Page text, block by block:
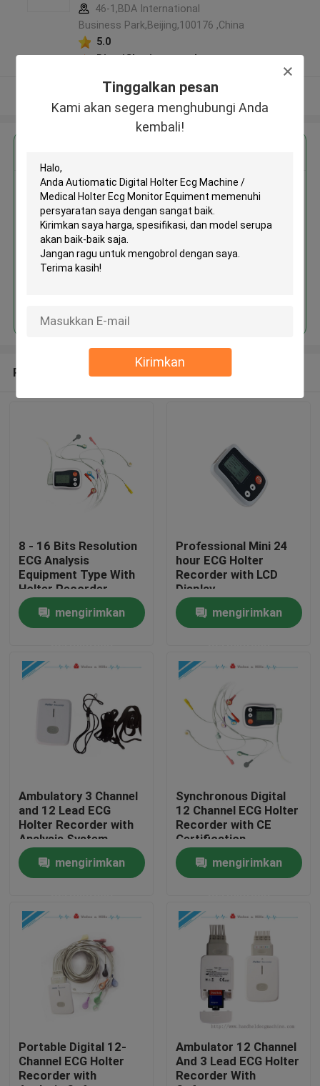
Tinggalkan pesan
Kami akan segera menghubungi Anda
kembali!
Kirimkan
Rumah
Produk
Tur Pabrik
Kontrol kualitas
Permintaan Penawaran
Company News
Mesin EKG Genggam
46-1,BDA International
Business Park,Beijing,100176 ,China
5.0
Diverifikasi pemasok
Lihat Lebih
MOQ： 1
Rekomendasi Produk
8 - 16 Bits Resolution
ECG Analysis
Equipment Type With
Holter Recorder
mengirimkan
Professional Mini 24
hour ECG Holter
Recorder with LCD
Display
mengirimkan
Ambulatory 3 Channel
and 12 Lead ECG
Holter Recorder with
Analysis System
mengirimkan
Synchronous Digital
12 Channel ECG Holter
Recorder with CE
Certification
mengirimkan
Portable Digital 12-
Channel ECG Holter
Recorder with
Ambulator 12 Channel
And 3 Lead ECG Holter
Recorder With